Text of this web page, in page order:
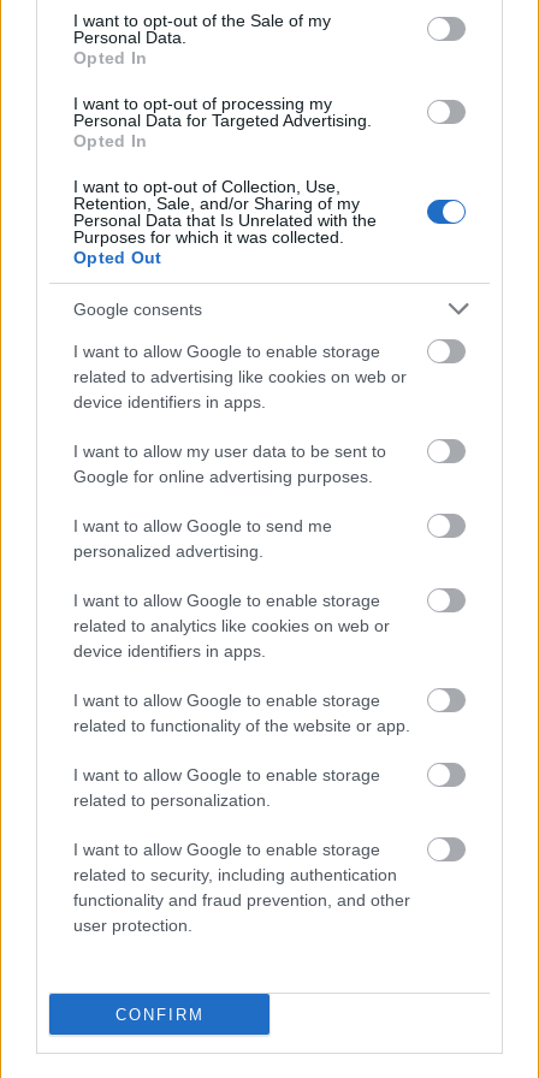
consent section.
I want to opt-out of the Sale of my
Personal Data.
Opted In
I want to opt-out of processing my
Personal Data for Targeted Advertising.
Opted In
I want to opt-out of Collection, Use,
Retention, Sale, and/or Sharing of my
Personal Data that Is Unrelated with the
Purposes for which it was collected.
Opted Out
Google consents
I want to allow Google to enable storage
related to advertising like cookies on web or
device identifiers in apps.
I want to allow my user data to be sent to
Google for online advertising purposes.
I want to allow Google to send me
personalized advertising.
I want to allow Google to enable storage
related to analytics like cookies on web or
device identifiers in apps.
I want to allow Google to enable storage
related to functionality of the website or app.
I want to allow Google to enable storage
related to personalization.
I want to allow Google to enable storage
related to security, including authentication
functionality and fraud prevention, and other
user protection.
CONFIRM
maxiról, és mutattuk meg azI Was A Dervishcímű
szám ...
Dobost váltott a Zsiráfnyelv Zenekar
Lángoló Gitárok •2011. december 23.
Mire lehet számítani attól a zenekartól, aminek az a
amúgy viccelni rendkívüli módon szerető ...
Distrust - Klipen (is) nyomaszt az